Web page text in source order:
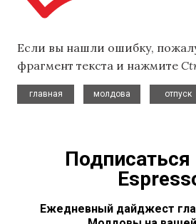
Если вы нашли ошибку,
фрагмент текста и нажмите
главная
молдова
отпуск
Подписаться
Ежедневный дайджест